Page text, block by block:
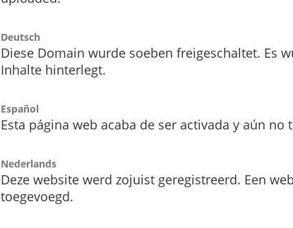
Deutsch
Diese Domain wurde soeben freigeschaltet. Es
Inhalte hinterlegt.
Español
Esta página web acaba de ser activada y aún no
Nederlands
Deze website werd zojuist geregistreerd. Een
toegevoegd.